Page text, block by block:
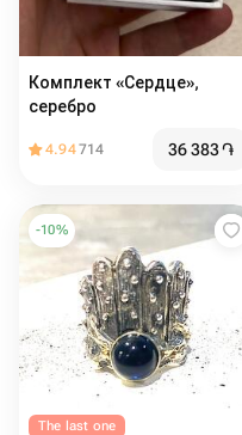
Комплект «Сердце»,
серебро
4.94714 36 383֏
-10%
The last one